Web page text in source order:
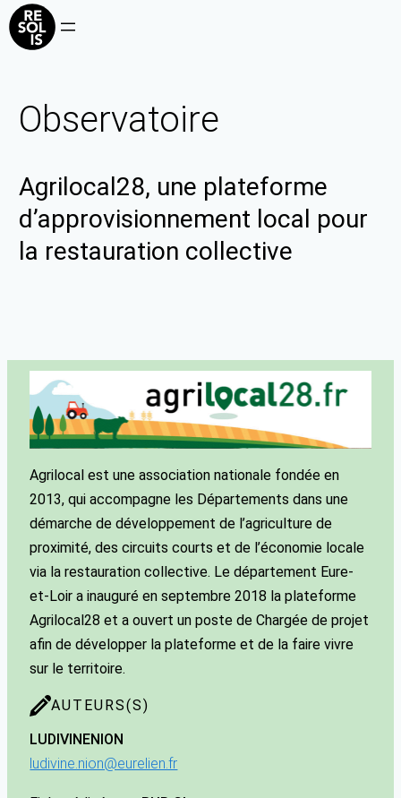
Observatoire
Agrilocal28, une plateforme
d’approvisionnement local pour
la restauration collective
Agrilocal est une association nationale fondée en
2013, qui accompagne les Départements dans une
démarche de développement de l’agriculture de
proximité, des circuits courts et de l’économie locale
via la restauration collective. Le département Eure-
et-Loir a inauguré en septembre 2018 la plateforme
Agrilocal28 et a ouvert un poste de Chargée de projet
afin de développer la plateforme et de la faire vivre
sur le territoire.
AUTEURS(S)
LUDIVINENION
ludivine.nion@eurelien.fr